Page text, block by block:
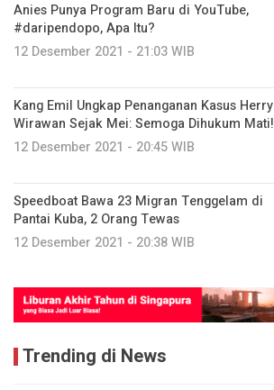
Anies Punya Program Baru di YouTube,
#daripendopo, Apa Itu?
12 Desember 2021 - 21:03 WIB
Kang Emil Ungkap Penanganan Kasus Herry
Wirawan Sejak Mei: Semoga Dihukum Mati!
12 Desember 2021 - 20:45 WIB
Speedboat Bawa 23 Migran Tenggelam di
Pantai Kuba, 2 Orang Tewas
12 Desember 2021 - 20:38 WIB
Trending di News